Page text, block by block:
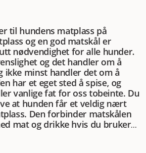
til hundens matplass på
og en god matskål er
nødvendighet for alle hunder.
og det handler om å
ikke minst handler det om å
har et eget sted å spise, og
vanlige fat for oss tobeinte. Du
at hunden får et veldig nært
Den forbinder matskålen
mat og drikke hvis du bruker